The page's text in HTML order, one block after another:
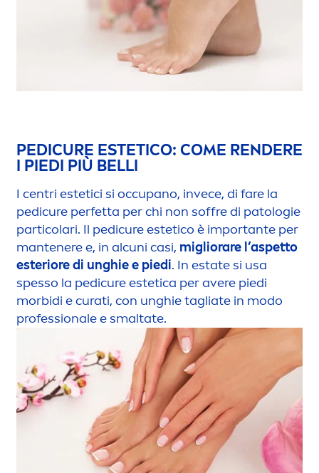
PEDICURE ESTETICO: COME RENDERE
I PIEDI PIÙ BELLI
I centri estetici si occupano, invece, di fare la
pedicure perfetta per chi non soffre di patologie
particolari. Il pedicure estetico è importante per
mantenere e, in alcuni casi, migliorare l’aspetto
esteriore di unghie e piedi. In estate si usa
spesso la pedicure estetica per avere piedi
morbidi e curati, con unghie tagliate in modo
professionale e smaltate.